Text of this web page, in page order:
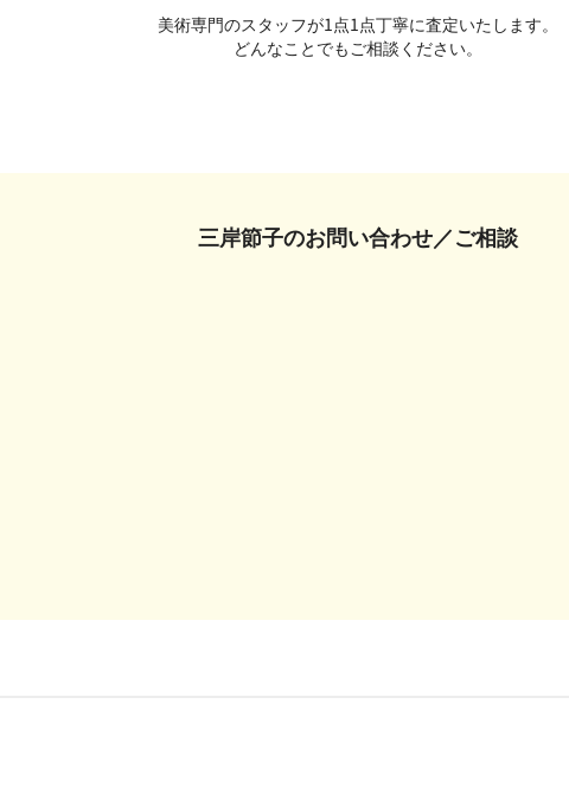
美術専門のスタッフが1点1点丁寧に査定いたします。
どんなことでもご相談ください。
三岸節子のお問い合わせ／ご相談